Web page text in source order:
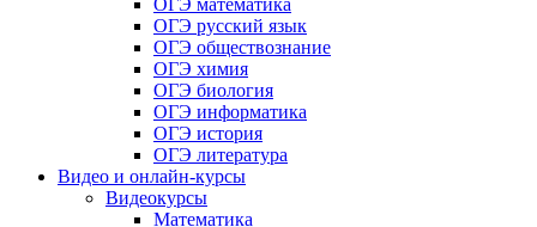
ОГЭ математика
ОГЭ русский язык
ОГЭ обществознание
ОГЭ химия
ОГЭ биология
ОГЭ информатика
ОГЭ история
ОГЭ литература
Видео и онлайн-курсы
Видеокурсы
Математика